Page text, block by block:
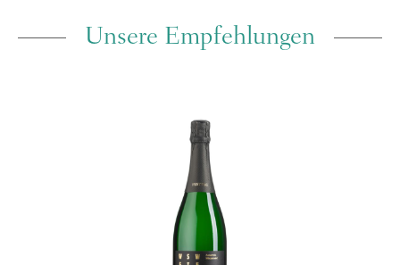
Unsere Empfehlungen